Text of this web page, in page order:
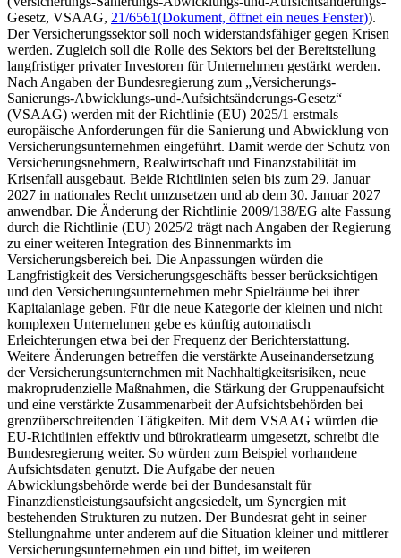
Gesetz, VSAAG, 21/6561(Dokument, öffnet ein neues Fenster)).
Der Versicherungssektor soll noch widerstandsfähiger gegen Krisen
werden. Zugleich soll die Rolle des Sektors bei der Bereitstellung
langfristiger privater Investoren für Unternehmen gestärkt werden.
Nach Angaben der Bundesregierung zum „Versicherungs-
Sanierungs-Abwicklungs-und-Aufsichtsänderungs-Gesetz“
(VSAAG) werden mit der Richtlinie (EU) 2025/1 erstmals
europäische Anforderungen für die Sanierung und Abwicklung von
Versicherungsunternehmen eingeführt. Damit werde der Schutz von
Versicherungsnehmern, Realwirtschaft und Finanzstabilität im
Krisenfall ausgebaut. Beide Richtlinien seien bis zum 29. Januar
2027 in nationales Recht umzusetzen und ab dem 30. Januar 2027
anwendbar. Die Änderung der Richtlinie 2009/138/EG alte Fassung
durch die Richtlinie (EU) 2025/2 trägt nach Angaben der Regierung
zu einer weiteren Integration des Binnenmarkts im
Versicherungsbereich bei. Die Anpassungen würden die
Langfristigkeit des Versicherungsgeschäfts besser berücksichtigen
und den Versicherungsunternehmen mehr Spielräume bei ihrer
Kapitalanlage geben. Für die neue Kategorie der kleinen und nicht
komplexen Unternehmen gebe es künftig automatisch
Erleichterungen etwa bei der Frequenz der Berichterstattung.
Weitere Änderungen betreffen die verstärkte Auseinandersetzung
der Versicherungsunternehmen mit Nachhaltigkeitsrisiken, neue
makroprudenzielle Maßnahmen, die Stärkung der Gruppenaufsicht
und eine verstärkte Zusammenarbeit der Aufsichtsbehörden bei
grenzüberschreitenden Tätigkeiten. Mit dem VSAAG würden die
EU-Richtlinien effektiv und bürokratiearm umgesetzt, schreibt die
Bundesregierung weiter. So würden zum Beispiel vorhandene
Aufsichtsdaten genutzt. Die Aufgabe der neuen
Abwicklungsbehörde werde bei der Bundesanstalt für
Finanzdienstleistungsaufsicht angesiedelt, um Synergien mit
bestehenden Strukturen zu nutzen. Der Bundesrat geht in seiner
Stellungnahme unter anderem auf die Situation kleiner und mittlerer
Versicherungsunternehmen ein und bittet, im weiteren